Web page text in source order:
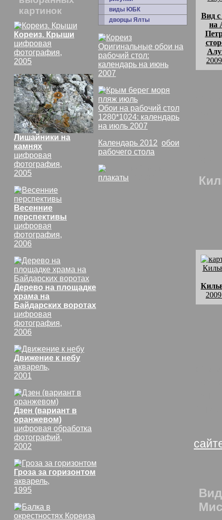
картинок
Кореиз. Крыши
цифровая
фотография,
2005
Лишайники на
камнях
цифровая
фотография,
2005
Весенние
перспективы
цифровая
фотография,
2006
Дерево на площадке
храма на
Байдарских воротах
цифровая
фотография,
2006
Движение к небу
акварель,
2001
Дзен (вариант в
оранжевом)
цифровая обработка
фотографий,
2002
Гроза за горизонтом
акварель,
1995
виды ЮБК
дворцы Ялты
Оригинальные обои на
рабочий стол:
календарь на июнь
2007
Обои на рабочий стол
1280*1024: календарь
на июль 2007
Календарь 2012 обои
рабочего стола
плакаты
Вид
на